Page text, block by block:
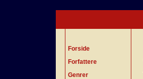
Forside
Forfattere
Genrer